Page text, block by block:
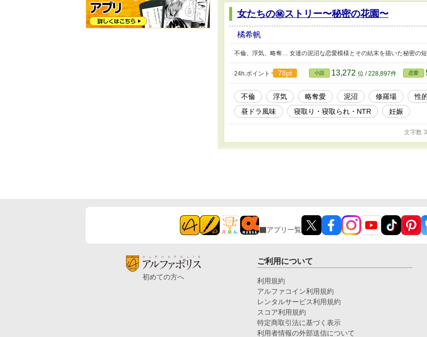
女たちの㊙ストリー〜秘密の花園〜
橘希帆
不倫、浮気、略奪… 女達の泥沼な恋愛模様とその結末を描いた秘密の短
24h.ポイント 78pt 小説 13,272 位 / 228,897件 恋愛
不倫 浮気 略奪愛 泥沼 修羅場 性
昼ドラ風味
寝取り・寝取られ・NTR 妊娠
文字数
アプリ一覧
初めての方へ
ご利用について
利用規約
アルファコイン利用規約
レンタルサービス利用規約
スコア利用規約
特定商取引法に基づく表示
利用者情報の外部送信について